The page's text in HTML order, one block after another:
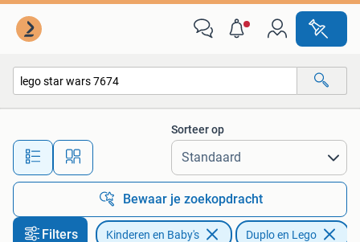
Alle afstanden…
Sorteer op
Bewaar je zoekopdracht
Filters Kinderen en Baby's Duplo en Lego